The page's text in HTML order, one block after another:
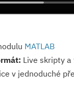
MATLAB
Live skripty
v jednoduché